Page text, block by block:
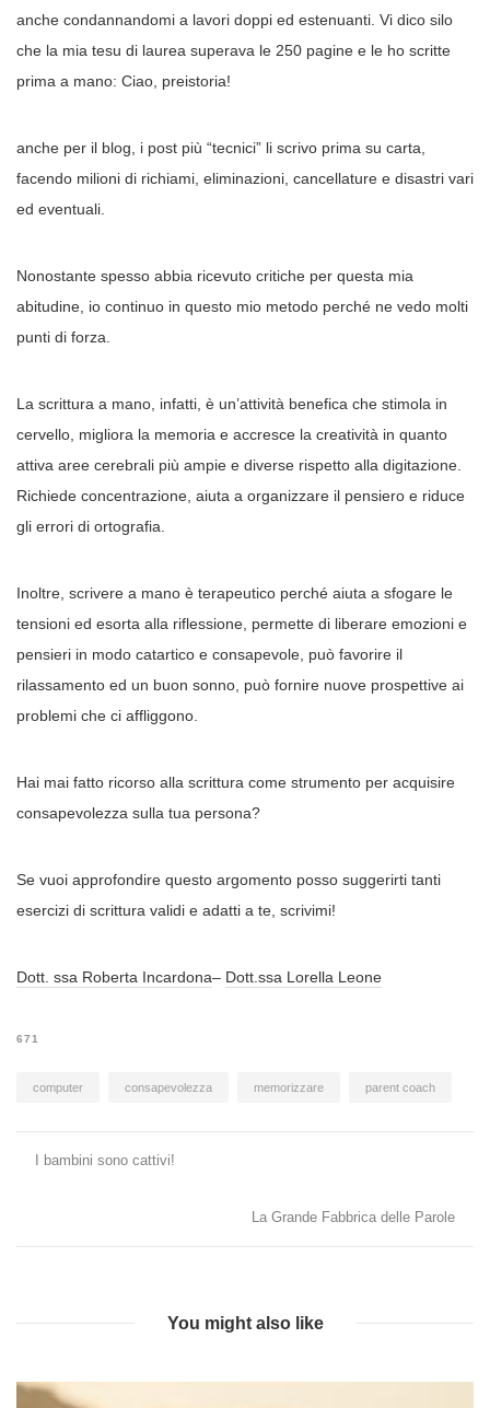
anche condannandomi a lavori doppi ed estenuanti. Vi dico silo
che la mia tesu di laurea superava le 250 pagine e le ho scritte
prima a mano: Ciao, preistoria!
anche per il blog, i post più “tecnici” li scrivo prima su carta,
facendo milioni di richiami, eliminazioni, cancellature e disastri vari
ed eventuali.
Nonostante spesso abbia ricevuto critiche per questa mia
abitudine, io continuo in questo mio metodo perché ne vedo molti
punti di forza.
La scrittura a mano, infatti, è un’attività benefica che stimola in
cervello, migliora la memoria e accresce la creatività in quanto
attiva aree cerebrali più ampie e diverse rispetto alla digitazione.
Richiede concentrazione, aiuta a organizzare il pensiero e riduce
gli errori di ortografia.
Inoltre, scrivere a mano è terapeutico perché aiuta a sfogare le
tensioni ed esorta alla riflessione, permette di liberare emozioni e
pensieri in modo catartico e consapevole, può favorire il
rilassamento ed un buon sonno, può fornire nuove prospettive ai
problemi che ci affliggono.
Hai mai fatto ricorso alla scrittura come strumento per acquisire
consapevolezza sulla tua persona?
Se vuoi approfondire questo argomento posso suggerirti tanti
esercizi di scrittura validi e adatti a te, scrivimi!
Dott. ssa Roberta Incardona– Dott.ssa Lorella Leone
671
computer consapevolezza memorizzare parent coach
Post
I bambini sono cattivi!
La Grande Fabbrica delle Parole
You might also like